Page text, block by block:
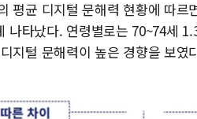
평균 디지털 문해력 현황에 따
나타났다. 연령별로는 70~74세
지털 문해력이 높은 경향을 보였